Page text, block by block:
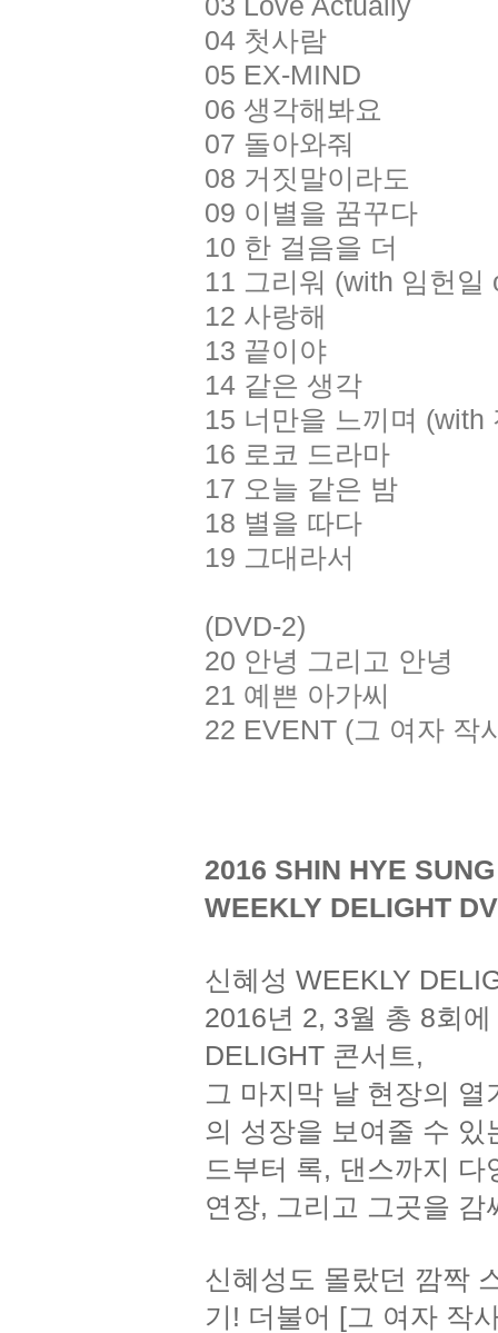
04 첫사람
05 EX-MIND
06 생각해봐요
07 돌아와줘
08 거짓말이라도
09 이별을 꿈꾸다
10 한 걸음을 더
11 그리워 (with 임헌일
12 사랑해
13 끝이야
14 같은 생각
15 너만을 느끼며 (with
16 로코 드라마
17 오늘 같은 밤
18 별을 따다
19 그대라서
(DVD-2)
20 안녕 그리고 안녕
21 예쁜 아가씨
22 EVENT (그 여자 작
2016 SHIN HYE
WEEKLY DELIGHT
신혜성 WEEKLY
2016년 2, 3월 총 8회
DELIGHT 콘서트,
그 마지막 날 현장의
의 성장을 보여줄 수
드부터 록, 댄스까지
연장, 그리고 그곳을
신혜성도 몰랐던 깜짝
기! 더불어 [그 여자 작